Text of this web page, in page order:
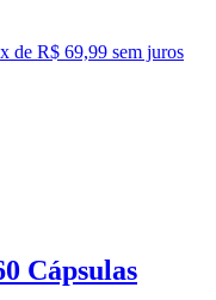
x de R$ 69,99 sem juros
Cápsulas